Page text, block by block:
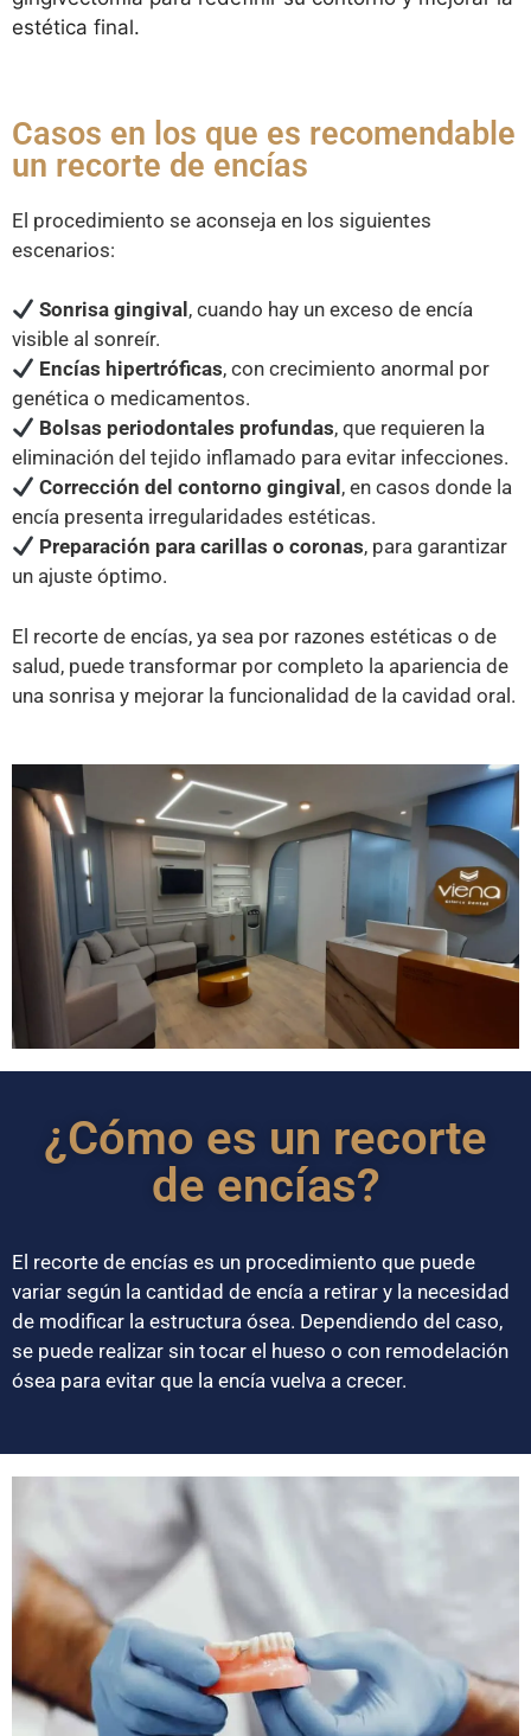
estética final.
Casos en los que es recomendable
un recorte de encías
El procedimiento se aconseja en los siguientes
escenarios:
Sonrisa gingival , cuando hay un exceso de encía
visible al sonreír.
Encías hipertróficas, con crecimiento anormal por
genética o medicamentos.
Bolsas periodontales profundas, que requieren la
eliminación del tejido inflamado para evitar infecciones.
Corrección del contorno gingival , en casos donde la
encía presenta irregularidades estéticas.
Preparación para carillas o coronas, para garantizar
un ajuste óptimo.
El recorte de encías, ya sea por razones estéticas o de
salud, puede transformar por completo la apariencia de
una sonrisa y mejorar la funcionalidad de la cavidad oral.
¿Cómo es un recorte
de encías?
El recorte de encías es un procedimiento que puede
variar según la cantidad de encía a retirar y la necesidad
de modificar la estructura ósea. Dependiendo del caso,
se puede realizar sin tocar el hueso o con remodelación
ósea para evitar que la encía vuelva a crecer.